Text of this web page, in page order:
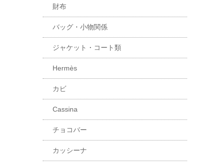
財布
バッグ・小物関係
ジャケット・コート類
Hermès
カビ
Cassina
チョコバー
カッシーナ